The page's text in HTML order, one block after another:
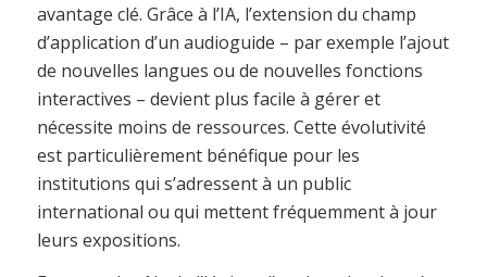
avantage clé. Grâce à l’IA, l’extension du champ
d’application d’un audioguide – par exemple l’ajout
de nouvelles langues ou de nouvelles fonctions
interactives – devient plus facile à gérer et
nécessite moins de ressources. Cette évolutivité
est particulièrement bénéfique pour les
institutions qui s’adressent à un public
international ou qui mettent fréquemment à jour
leurs expositions.